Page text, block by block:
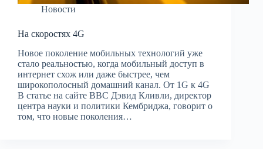
Новости
На скоростях 4G
Новое поколение мобильных технологий уже
стало реальностью, когда мобильный доступ в
интернет схож или даже быстрее, чем
широкополосный домашний канал. От 1G к 4G
В статье на сайте BBC Дэвид Кливли, директор
центра науки и политики Кембриджа, говорит о
том, что новые поколения…